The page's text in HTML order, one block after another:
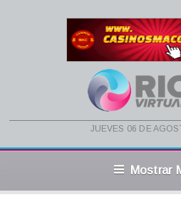
jueves 06 de
Mostrar